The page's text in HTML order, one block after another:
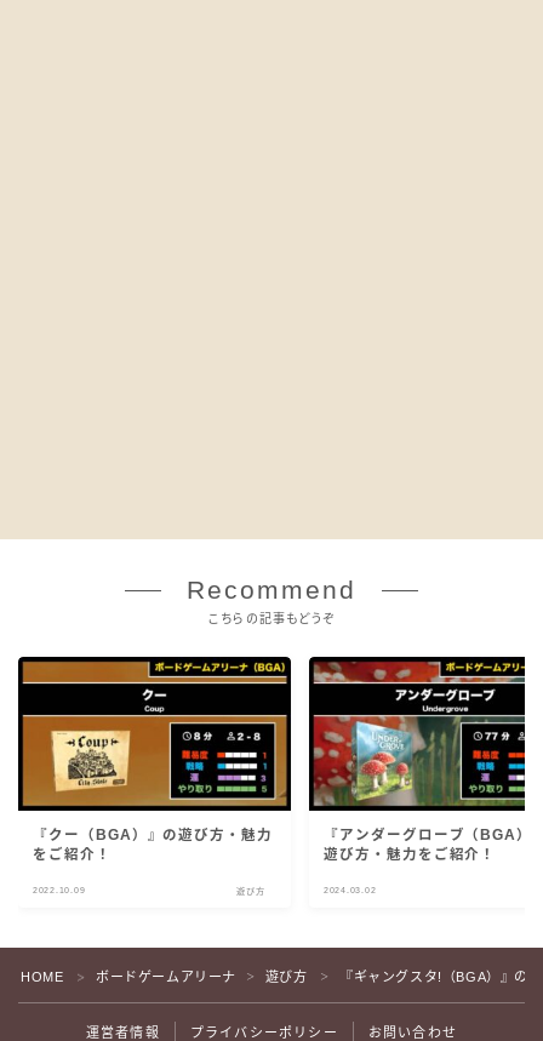
Recommend
こちらの記事もどうぞ
『クー（BGA）』の遊び方・魅力
をご紹介！
2022.10.09 遊び方
『アンダーグローブ（BGA）
遊び方・魅力をご紹介！
2024.03.02
HOME ＞ ボードゲームアリーナ ＞ 遊び方 ＞ 『ギャングスタ!（BGA）』の
運営者情報 プライバシーポリシー お問い合わせ